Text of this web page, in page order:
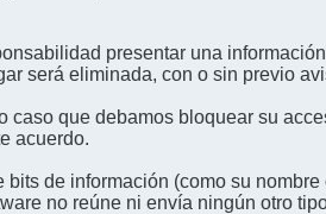
presentar una
será eliminada, con o sin previo
que debamos bloquear su
acuerdo.
de información (como su
no reúne ni envía ningún otro